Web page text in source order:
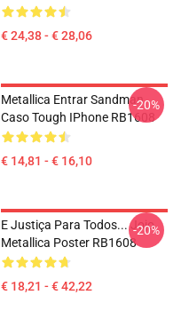
€ 24,38 - € 28,06
Metallica Entrar Sandman
Caso Tough IPhone RB1608
€ 14,81 - € 16,10
-20%
E Justiça Para Todos... Jojo
Metallica Poster RB1608
€ 18,21 - € 42,22
-20%